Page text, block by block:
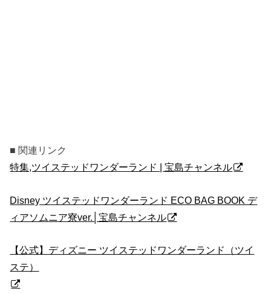
■ 関連リンク
特集,ツイステッドワンダーランド | 宝島チャンネル
Disney ツイステッドワンダーランド ECO BAG BOOK デ
ィアソムニア寮ver.│宝島チャンネル
【公式】ディズニー ツイステッドワンダーランド（ツイ
ステ）